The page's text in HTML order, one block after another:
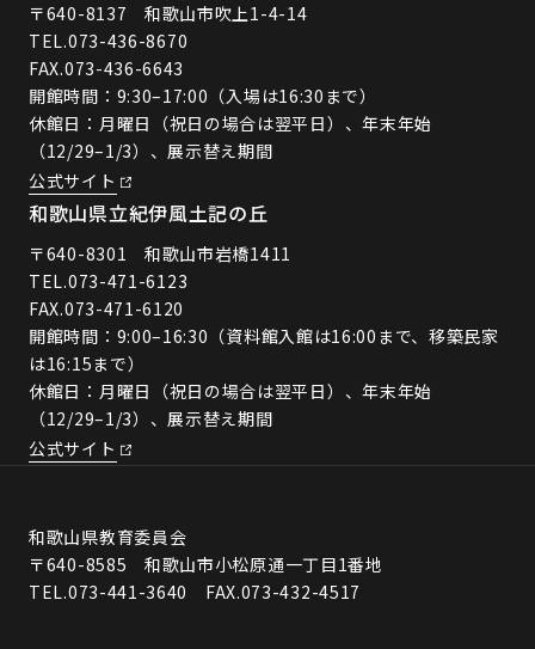
〒640-8137 和歌山市吹上1-4-14
TEL.073-436-8670
FAX.073-436-6643
開館時間：9:30–17:00（入場は16:30まで）
休館日：月曜日（祝日の場合は翌平日）、年末年始
（12/29–1/3）、展示替え期間
公式サイト
和歌山県立紀伊風土記の丘
〒640-8301 和歌山市岩橋1411
TEL.073-471-6123
FAX.073-471-6120
開館時間：9:00–16:30（資料館入館は16:00まで、移築民家
は16:15まで）
休館日：月曜日（祝日の場合は翌平日）、年末年始
（12/29–1/3）、展示替え期間
公式サイト
和歌山県教育委員会
〒640-8585 和歌山市小松原通一丁目1番地
TEL.073-441-3640 FAX.073-432-4517